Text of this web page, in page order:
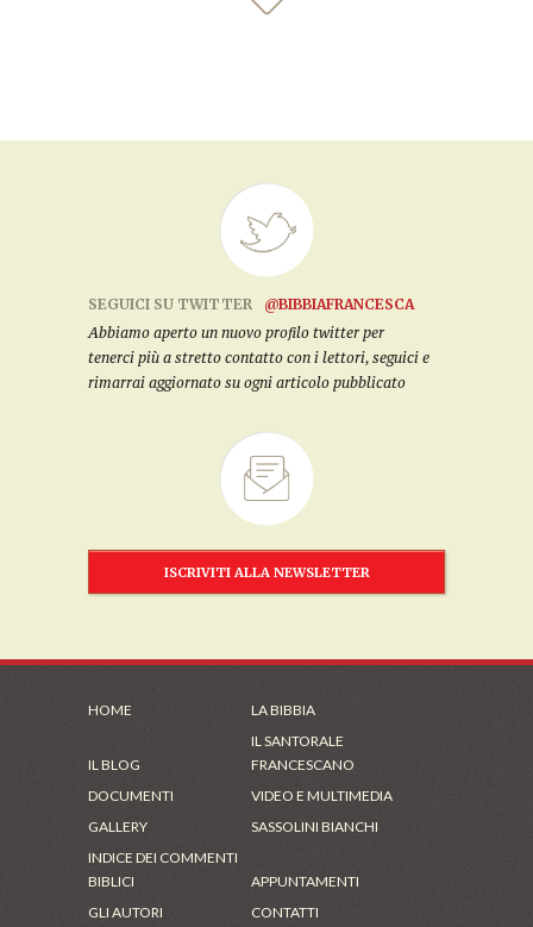
SEGUICI SU TWITTER
@BIBBIAFRANCESCA
Abbiamo aperto un nuovo profilo twitter per
tenerci più a stretto contatto con i lettori, seguici e
rimarrai aggiornato su ogni articolo pubblicato
ISCRIVITI ALLA NEWSLETTER
HOME LA BIBBIA
IL BLOG
IL SANTORALE
FRANCESCANO
DOCUMENTI
VIDEO E MULTIMEDIA
GALLERY
SASSOLINI BIANCHI
INDICE DEI COMMENTI
BIBLICI
APPUNTAMENTI
GLI AUTORI
CONTATTI